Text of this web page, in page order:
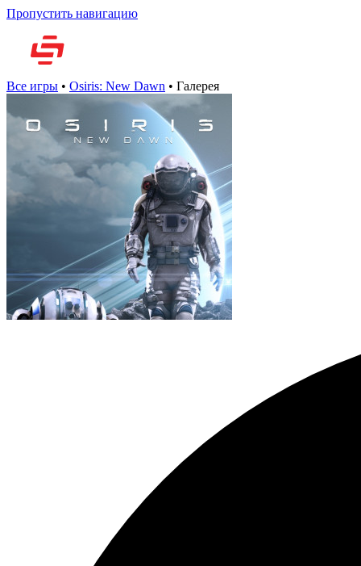
Пропустить навигацию
Все игры • Osiris: New Dawn • Галерея